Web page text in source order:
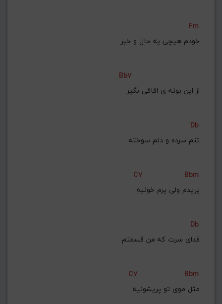
Fm
خودم هیچی یه حال و خبر
Bb7
از این بوته ی اقاقی بگیر
Db
C7
Bbm
پریدم ولی پرم خونیه
Db
C7
Bbm
مثل موی تو پریشونیه